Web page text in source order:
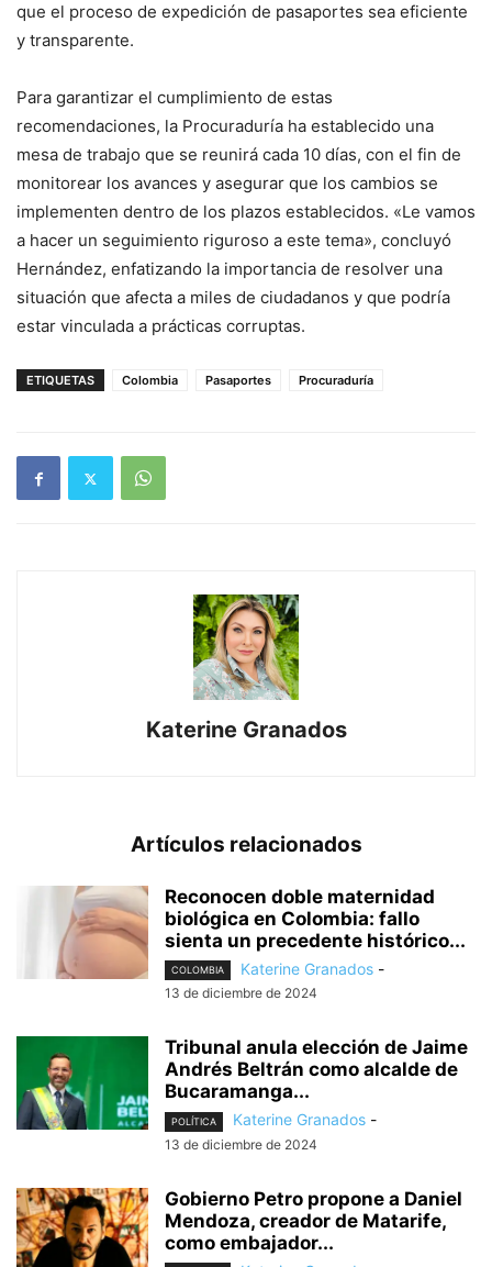
que el proceso de expedición de pasaportes sea eficiente
y transparente.
Para garantizar el cumplimiento de estas
recomendaciones, la Procuraduría ha establecido una
mesa de trabajo que se reunirá cada 10 días, con el fin de
monitorear los avances y asegurar que los cambios se
implementen dentro de los plazos establecidos. «Le vamos
a hacer un seguimiento riguroso a este tema», concluyó
Hernández, enfatizando la importancia de resolver una
situación que afecta a miles de ciudadanos y que podría
estar vinculada a prácticas corruptas.
ETIQUETAS Colombia Pasaportes Procuraduría
Katerine Granados
Artículos relacionados
Reconocen doble maternidad
biológica en Colombia: fallo
sienta un precedente histórico...
COLOMBIA Katerine Granados -
13 de diciembre de 2024
Tribunal anula elección de Jaime
Andrés Beltrán como alcalde de
Bucaramanga...
POLÍTICA Katerine Granados -
13 de diciembre de 2024
Gobierno Petro propone a Daniel
Mendoza, creador de Matarife,
como embajador...